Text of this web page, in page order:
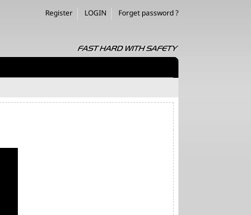
Register LOGIN Forget password ?